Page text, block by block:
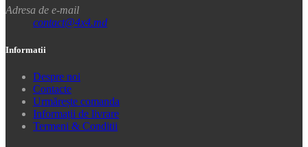
Adresa de e-mail
contact@4x4.md
Informatii
Despre noi
Contacte
Urmărește comanda
Informații de livrare
Termeni & Conditii